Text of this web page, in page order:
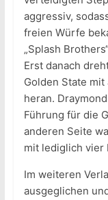
aggressiv,
freien Würfe
„Splash
Erst danach
Golden State
heran.
Führung für die
anderen Seite
mit lediglich vier
Im weiteren
ausgeglichen